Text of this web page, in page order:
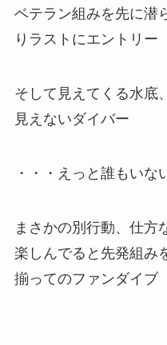
ベテラン組みを先に潜
りラストにエントリー
そして見えてくる水底
見えないダイバー
・・・えっと誰もいな
まさかの別行動、仕方
楽しんでると先発組み
揃ってのファンダイブ